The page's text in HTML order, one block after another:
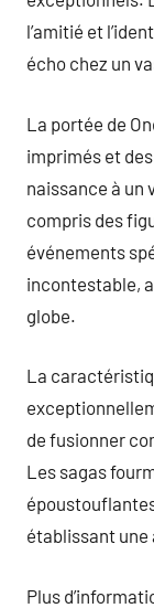
l’amitié et
écho chez un
La portée de
imprimés et
naissance à un
compris des
événements
incontestable,
globe.
La
de fusionner
Les sagas
établissant une
Plus